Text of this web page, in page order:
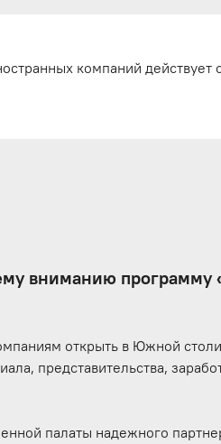
компаний действует
вниманию программу
открыть в Южной
представительства,
палаты надежного